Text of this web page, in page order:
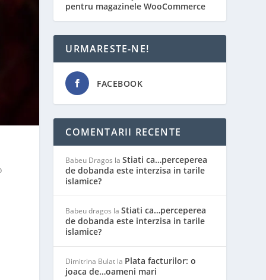
pentru magazinele WooCommerce
URMARESTE-NE!
FACEBOOK
COMENTARII RECENTE
Babeu Dragos laStiati ca…perceperea
de dobanda este interzisa in tarile
islamice?
Babeu dragos laStiati ca…perceperea
de dobanda este interzisa in tarile
islamice?
Dimitrina Bulat la Plata facturilor: o
joaca de…oameni mari